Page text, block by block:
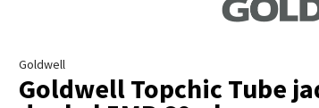
Goldwell
Goldwell Topchic Tube